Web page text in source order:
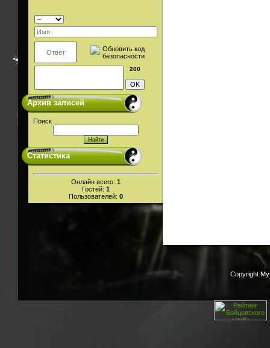
200
Архив записей
Поиск
Статистика
Онлайн всего: 1
Гостей: 1
Пользователей: 0
Copyright